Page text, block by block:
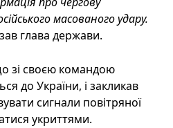
масованого удару.
глава держави.
зі своєю командою
до України, і закликав
сигнали повітряної
укриттями.